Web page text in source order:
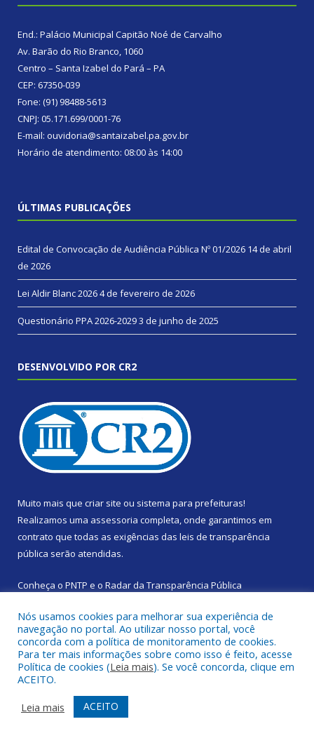
End.: Palácio Municipal Capitão Noé de Carvalho
Av. Barão do Rio Branco, 1060
Centro – Santa Izabel do Pará – PA
CEP: 67350-039
Fone: (91) 98488-5613
CNPJ: 05.171.699/0001-76
E-mail: ouvidoria@santaizabel.pa.gov.br
Horário de atendimento: 08:00 às 14:00
ÚLTIMAS PUBLICAÇÕES
Edital de Convocação de Audiência Pública Nº 01/2026 14 de abril
de 2026
Lei Aldir Blanc 20264 de fevereiro de 2026
Questionário PPA 2026-20293 de junho de 2025
DESENVOLVIDO POR CR2
Muito mais que criar site ou sistema para prefeituras!
Realizamos uma assessoria completa, onde garantimos em
contrato que todas as exigências das leis de transparência
pública serão atendidas.
Conheça o PNTP e o Radar da Transparência Pública
Todos os direitos reservados a Prefeitura Municipal de Santa
Izabel do Pará.
Mapa do Site
Acessar Área Administrativa
Acessar Webmail
Nós usamos cookies para melhorar sua experiência de
navegação no portal. Ao utilizar nosso portal, você
concorda com a política de monitoramento de cookies.
Para ter mais informações sobre como isso é feito, acesse
Política de cookies (Leia mais). Se você concorda, clique em
ACEITO.
Leia mais
ACEITO